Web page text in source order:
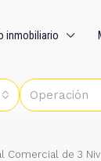
inmobiliario
Operación
Comercial de 3